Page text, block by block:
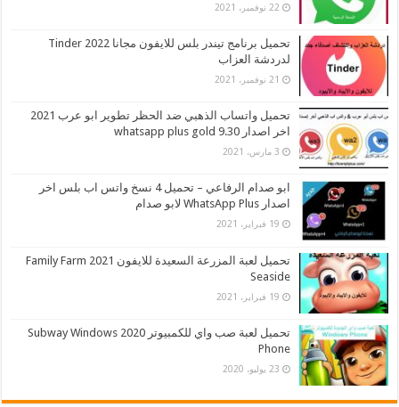
22 نوفمبر، 2021
تحميل برنامج تيندر بلس للايفون مجانا 2022 Tinder
لدردشة العزاب
21 نوفمبر، 2021
تحميل واتساب الذهبي ضد الحظر تطوير ابو عرب 2021
اخر اصدار whatsapp plus gold 9.30
3 مارس، 2021
ابو صدام الرفاعي – تحميل 4 نسخ واتس اب بلس اخر
اصدار WhatsApp Plus لابو صدام
19 فبراير، 2021
تحميل لعبة المزرعة السعيدة للايفون 2021 Family Farm
Seaside
19 فبراير، 2021
تحميل لعبة صب واي للكمبيوتر 2020 Subway Windows
Phone
23 يوليو، 2020